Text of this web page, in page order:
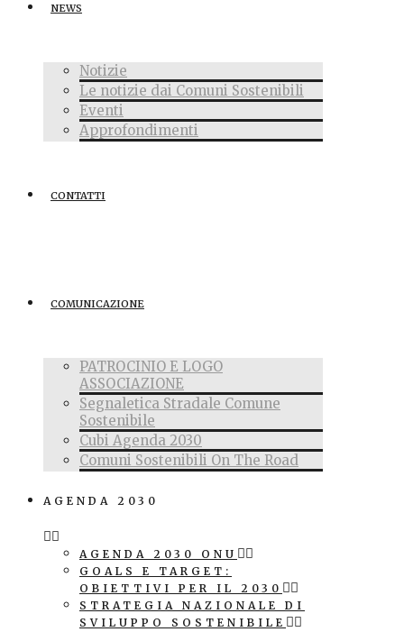
NEWS
Notizie
Le notizie dai Comuni Sostenibili
Eventi
Approfondimenti
CONTATTI
COMUNICAZIONE
PATROCINIO E LOGO
ASSOCIAZIONE
Segnaletica Stradale Comune
Sostenibile
Cubi Agenda 2030
Comuni Sostenibili On The Road
AGENDA 2030
AGENDA 2030 ONU
GOALS E TARGET:
OBIETTIVI PER IL 2030
STRATEGIA NAZIONALE DI
SVILUPPO SOSTENIBILE